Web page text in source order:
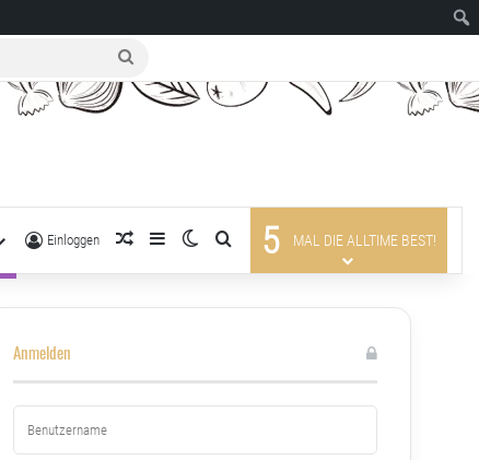
nach
Einloggen zufälliger Artikel
SidebarSkin umschalten
suche nach
5 MAL DIE ALLTIME BEST!
Anmelden